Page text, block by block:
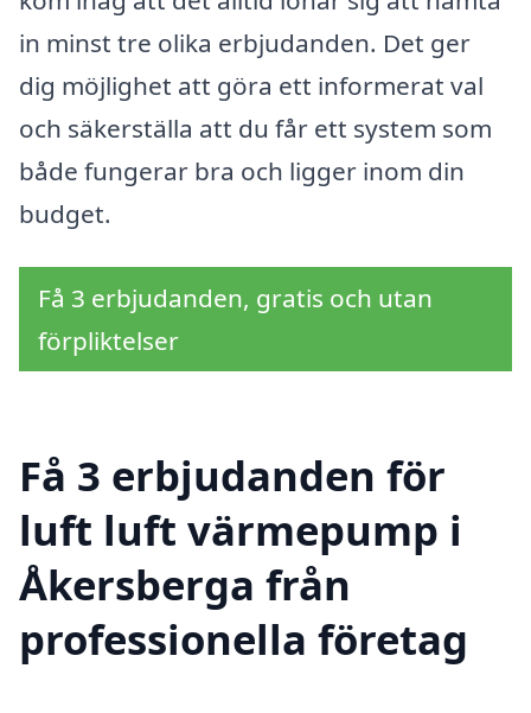
in minst tre olika erbjudanden. Det ger
dig möjlighet att göra ett informerat val
och säkerställa att du får ett system som
både fungerar bra och ligger inom din
budget.
Få 3 erbjudanden, gratis och utan
förpliktelser
Få 3 erbjudanden för
luft luft värmepump i
Åkersberga från
professionella företag